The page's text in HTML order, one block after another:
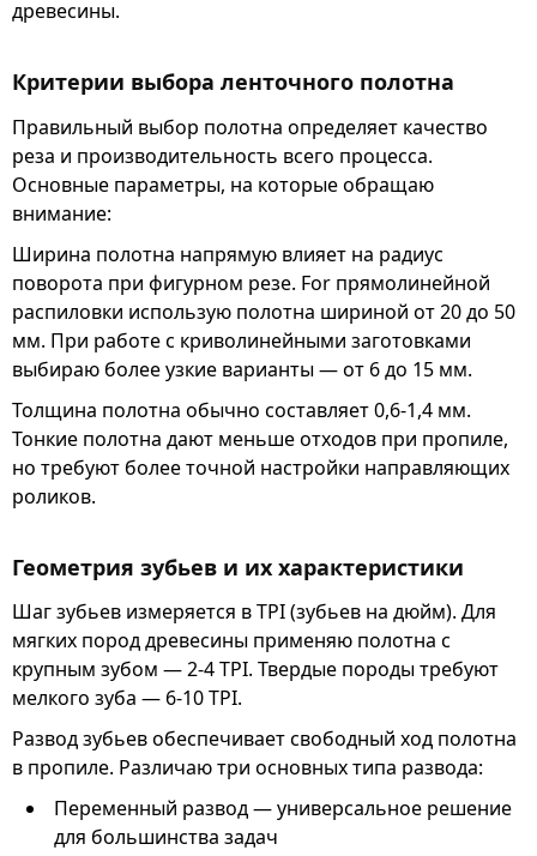
древесины.
Критерии выбора ленточного полотна
Правильный выбор полотна определяет качество
реза и производительность всего процесса.
Основные параметры, на которые обращаю
внимание:
Ширина полотна напрямую влияет на радиус
поворота при фигурном резе. For прямолинейной
распиловки использую полотна шириной от 20 до 50
мм. При работе с криволинейными заготовками
выбираю более узкие варианты — от 6 до 15 мм.
Толщина полотна обычно составляет 0,6-1,4 мм.
Тонкие полотна дают меньше отходов при пропиле,
но требуют более точной настройки направляющих
роликов.
Геометрия зубьев и их характеристики
Шаг зубьев измеряется в TPI (зубьев на дюйм). Для
мягких пород древесины применяю полотна с
крупным зубом — 2-4 TPI. Твердые породы требуют
мелкого зуба — 6-10 TPI.
Развод зубьев обеспечивает свободный ход полотна
в пропиле. Различаю три основных типа развода:
Переменный развод — универсальное решение
для большинства задач